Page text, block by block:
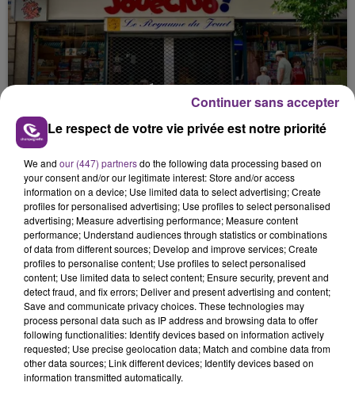
LE MAGASIN JOUÉCLUB DE REIMS FERME
SES PORTES
C'était l'une des institutions du centre-ville
rémois. Le magasin JouéClub est contraint de
fermer ses portes.
TITRES DIFFUSÉS
12h42
12h42 12h38
12h38
Le respect de votre vie privée est notre priorité
We and our (447) partnersdo the following data processing based on
your consent and/or our legitimate interest: Store and/or access
information on a device; Use limited data to select advertising; Create
profiles for personalised advertising; Use profiles to select personalised
advertising; Measure advertising performance; Measure content
performance; Understand audiences through statistics or combinations
of data from different sources; Develop and improve services; Create
profiles to personalise content; Use profiles to select personalised
content; Use limited data to select content; Ensure security, prevent and
detect fraud, and fix errors; Deliver and present advertising and content;
Save and communicate privacy choices. These technologies may
process personal data such as IP address and browsing data to offer
following functionalities: Identify devices based on information actively
requested; Use precise geolocation data; Match and combine data from
other data sources; Link different devices; Identify devices based on
information transmitted automatically.
Continuer sans accepter